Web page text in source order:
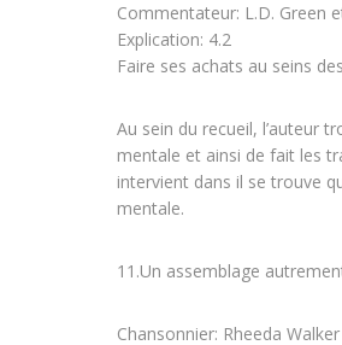
Commentateur: L.D. Green
Explication: 4.2
Faire ses achats au seins
Au sein du recueil, l’auteur
mentale et ainsi de fait les
intervient dans il se trouve
mentale.
11.Un assemblage
Chansonnier: Rheeda Walker